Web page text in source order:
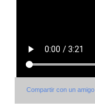
Compartir con un amigo